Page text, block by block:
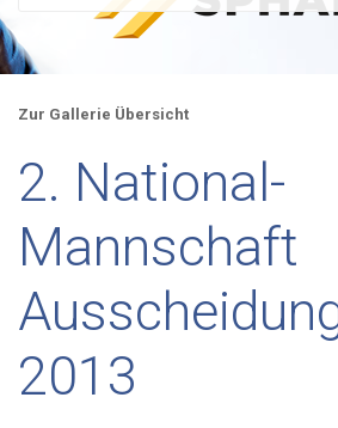
Zur Gallerie Übersicht
2. National-
Mannschaft
2013